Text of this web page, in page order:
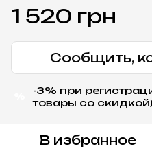
1 520 грн
Сообщить,
-3% при
товары со скидкой)
В избранное